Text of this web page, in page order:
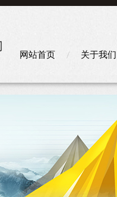
网站首页 关于我们